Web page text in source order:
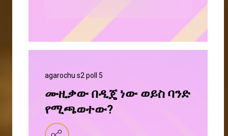
agarochu s2 poll 5
ሙዚቃው በዲጄ ነው ወይስ ባንድ
የሚጫወተው?